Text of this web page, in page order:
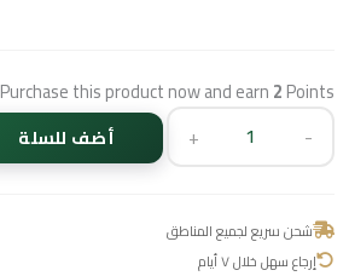
Purchase this product now and earn2Points!
-
+ أضف للسلة
شحن سريع لجميع المناطق
إرجاع سهل خلال ٧ أيام